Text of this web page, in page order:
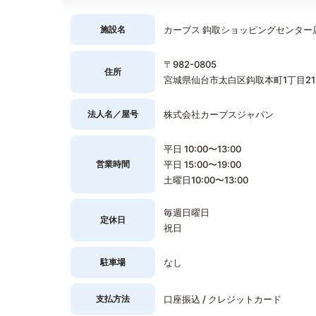
施設名 カーブス 鈎取ショッピングセンター
住所
〒982-0805
宮城県仙台市太白区鈎取本町1丁目
法人名／屋号 株式会社カーブスジャパン
営業時間
平日 10:00〜13:00
平日 15:00〜19:00
土曜日10:00〜13:00
定休日
毎週日曜日
祝日
駐車場 なし
支払方法 口座振込 / クレジットカード